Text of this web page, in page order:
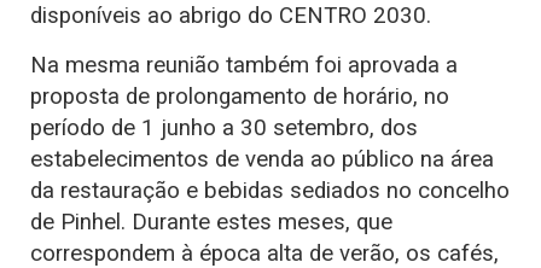
disponíveis ao abrigo do CENTRO 2030.
Na mesma reunião também foi aprovada a
proposta de prolongamento de horário, no
período de 1 junho a 30 setembro, dos
estabelecimentos de venda ao público na área
da restauração e bebidas sediados no concelho
de Pinhel. Durante estes meses, que
correspondem à época alta de verão, os cafés,